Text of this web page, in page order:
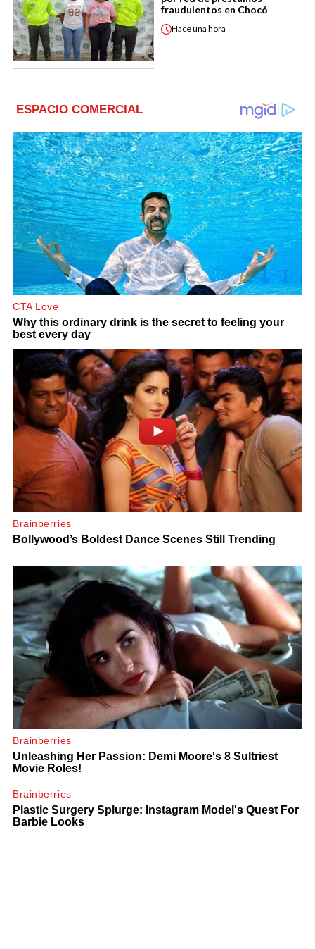
fraudulentos en Chocó
Haceuna hora